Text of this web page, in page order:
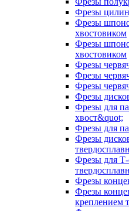
Фрезы
Фрезы
хвостовиком
Фрезы
хвостовиком
Фрезы
Фрезы
Фрезы
Фрезы
Фрезы для
хвост&quot;
Фрезы для
Фрезы
Фрезы для Т-
Фрезы
Фрезы
креплением